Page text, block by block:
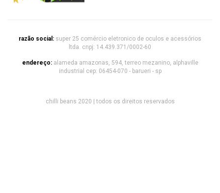
razão social: super 25 comércio eletronico de oculos e acessórios
ltda. cnpj: 14.439.371/0002-60
endereço: alameda amazonas, 594, terreo mezanino, alphaville
industrial cep: 06454-070 - barueri - sp
chilli beans 2020 | todos os direitos reservados